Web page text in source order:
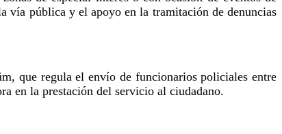
vía pública y el apoyo en la tramitación de denuncias
, que regula el envío de funcionarios policiales entre
en la prestación del servicio al ciudadano.